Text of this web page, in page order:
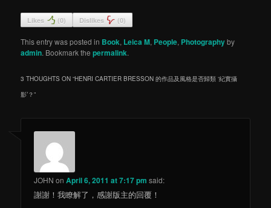
Likes (0) Dislikes (0)
This entry was posted in Book, Leica M, People, Photographyby
admin. Bookmark thepermalink.
3 THOUGHTS ON “HENRI CARTIER BRESSON 的作品及風格是否歸類 ‘紀實攝
影’？”
JOHN onApril 6, 2011 at 7:17 pm said:
謝謝！我瞭解了，感謝版主的回覆！